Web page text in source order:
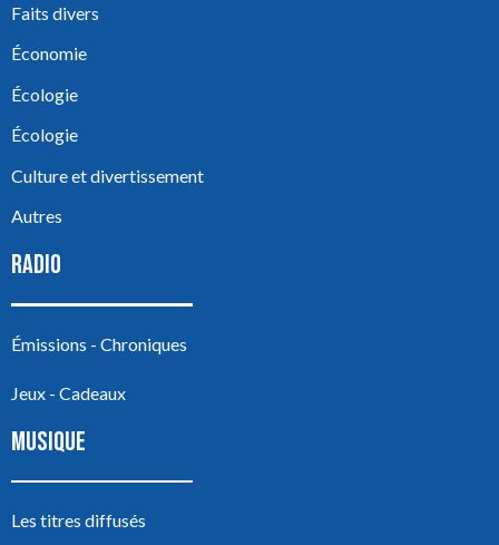
Faits divers
Économie
Écologie
Écologie
Culture et divertissement
Autres
RADIO
Émissions - Chroniques
Jeux - Cadeaux
MUSIQUE
Les titres diffusés